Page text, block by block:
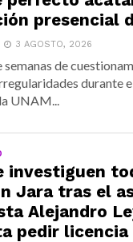
presencial
3 AGOSTO, 2026
semanas de
durante
UNAM...
investiguen
Jara tras el
Alejandro
pedir licencia